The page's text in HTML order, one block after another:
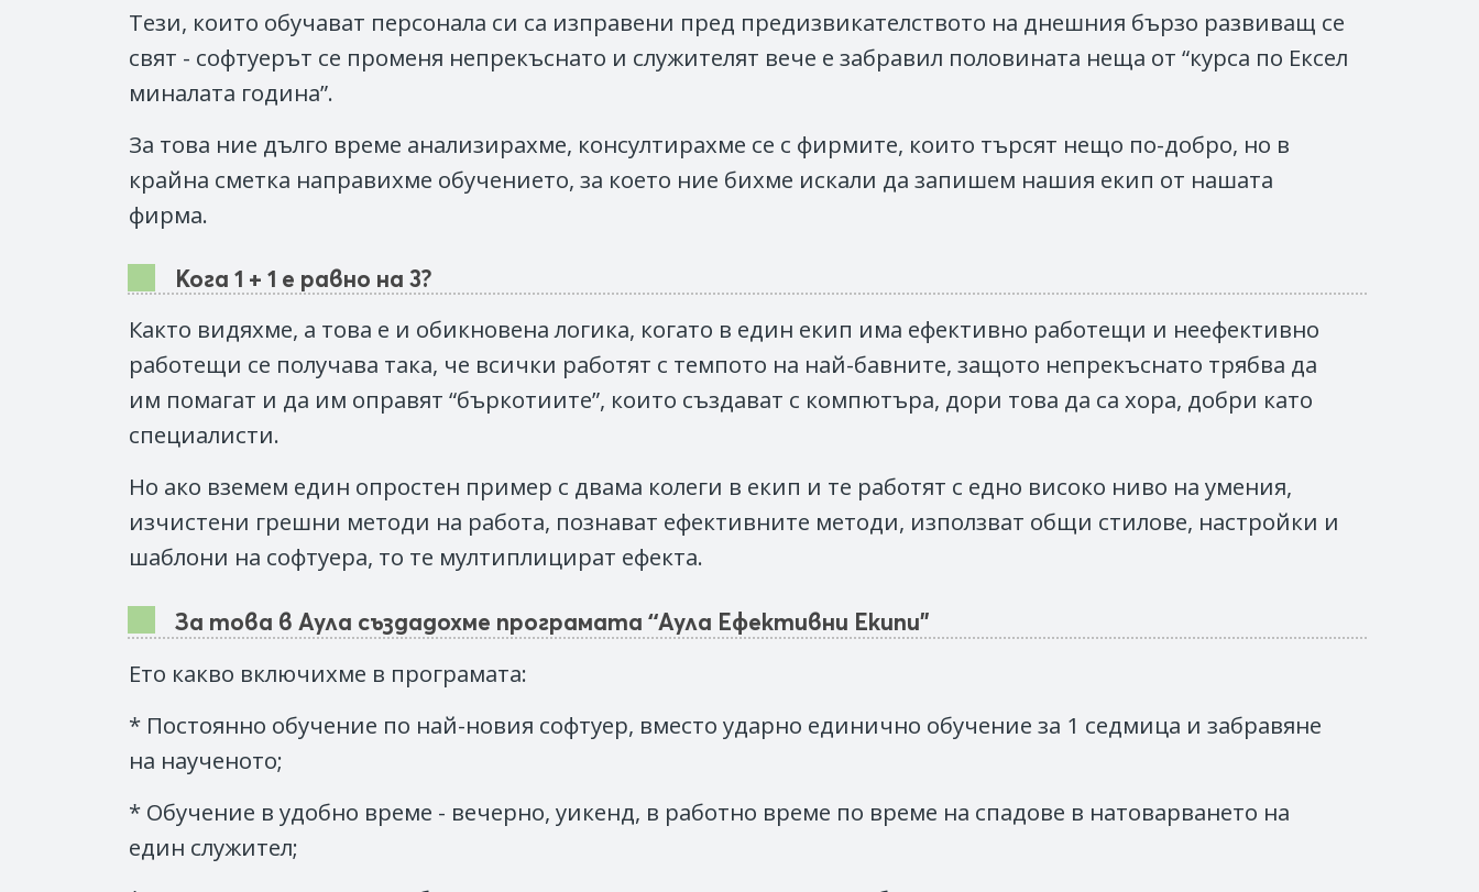
Тези, които обучават персонала си са изправени пред предизвикателството на днешния бързо развиващ се
свят - софтуерът се променя непрекъснато и служителят вече е забравил половината неща от “курса по Ексел
миналата година”.
За това ние дълго време анализирахме, консултирахме се с фирмите, които търсят нещо по-добро, но в
крайна сметка направихме обучението, за което ние бихме искали да запишем нашия екип от нашата
фирма.
Кога 1 + 1 е равно на 3?
Както видяхме, а това е и обикновена логика, когато в един екип има ефективно работещи и неефективно
работещи се получава така, че всички работят с темпото на най-бавните, защото непрекъснато трябва да
им помагат и да им оправят “бъркотиите”, които създават с компютъра, дори това да са хора, добри като
специалисти.
Но ако вземем един опростен пример с двама колеги в екип и те работят с едно високо ниво на умения,
изчистени грешни методи на работа, познават ефективните методи, използват общи стилове, настройки и
шаблони на софтуера, то те мултиплицират ефекта.
За това в Аула създадохме програмата “Аула Ефективни Екипи"
Ето какво включихме в програмата:
* Постоянно обучение по най-новия софтуер, вместо ударно единично обучение за 1 седмица и забравяне
на наученото;
* Обучение в удобно време - вечерно, уикенд, в работно време по време на спадове в натоварването на
един служител;